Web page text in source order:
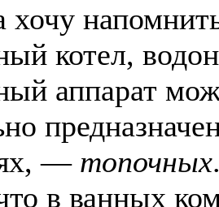
хочу
котел,
аппарат
— топочных
в ванных